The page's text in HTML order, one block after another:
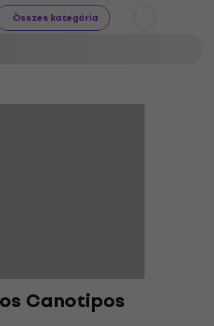
Összes kategória
Canotipos